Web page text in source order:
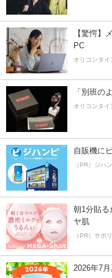
【驚愕】
PC
オリコンタイ
「別班の
オリコンタイ
自販機に
（PR）ジハ
朝1分貼る
ヤ肌
（PR）サボ
2026年7